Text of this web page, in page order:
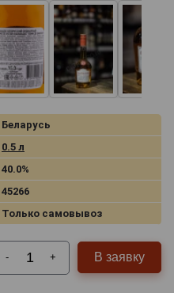
Беларусь
0.5 л
40.0%
45266
Только самовывоз
- + В заявку